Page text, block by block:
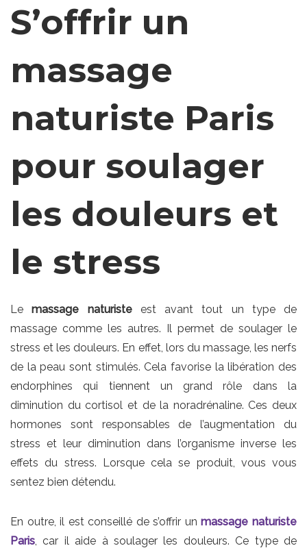
S’offrir un
massage
naturiste Paris
pour soulager
les douleurs et
le stress
Lemassage naturisteest avant tout un type de
massage comme les autres. Il permet de soulager le
stress et les douleurs. En effet, lors du massage, les nerfs
de la peau sont stimulés. Cela favorise la libération des
endorphines qui tiennent un grand rôle dans la
diminution du cortisol et de la noradrénaline. Ces deux
hormones sont responsables de l’augmentation du
stress et leur diminution dans l’organisme inverse les
effets du stress. Lorsque cela se produit, vous vous
sentez bien détendu.
En outre, il est conseillé de s’offrir unmassage naturiste
Paris , car il aide à soulager les douleurs. Ce type de